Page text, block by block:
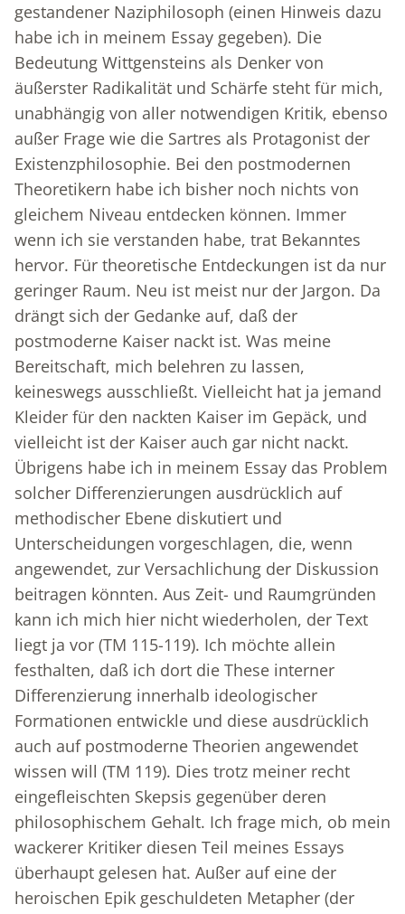
gestandener Naziphilosoph (einen Hinweis dazu
habe ich in meinem Essay gegeben). Die
Bedeutung Wittgensteins als Denker von
äußerster Radikalität und Schärfe steht für mich,
unabhängig von aller notwendigen Kritik, ebenso
außer Frage wie die Sartres als Protagonist der
Existenzphilosophie. Bei den postmodernen
Theoretikern habe ich bisher noch nichts von
gleichem Niveau entdecken können. Immer
wenn ich sie verstanden habe, trat Bekanntes
hervor. Für theoretische Entdeckungen ist da nur
geringer Raum. Neu ist meist nur der Jargon. Da
drängt sich der Gedanke auf, daß der
postmoderne Kaiser nackt ist. Was meine
Bereitschaft, mich belehren zu lassen,
keineswegs ausschließt. Vielleicht hat ja jemand
Kleider für den nackten Kaiser im Gepäck, und
vielleicht ist der Kaiser auch gar nicht nackt.
Übrigens habe ich in meinem Essay das Problem
solcher Differenzierungen ausdrücklich auf
methodischer Ebene diskutiert und
Unterscheidungen vorgeschlagen, die, wenn
angewendet, zur Versachlichung der Diskussion
beitragen könnten. Aus Zeit- und Raumgründen
kann ich mich hier nicht wiederholen, der Text
liegt ja vor (TM 115-119). Ich möchte allein
festhalten, daß ich dort die These interner
Differenzierung innerhalb ideologischer
Formationen entwickle und diese ausdrücklich
auch auf postmoderne Theorien angewendet
wissen will (TM 119). Dies trotz meiner recht
eingefleischten Skepsis gegenüber deren
philosophischem Gehalt. Ich frage mich, ob mein
wackerer Kritiker diesen Teil meines Essays
überhaupt gelesen hat. Außer auf eine der
heroischen Epik geschuldeten Metapher (der